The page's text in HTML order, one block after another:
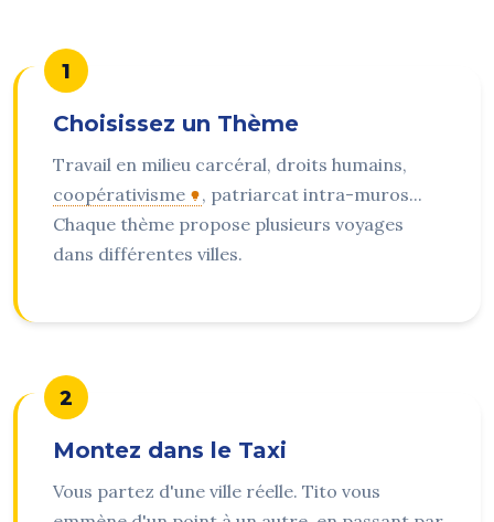
1
Choisissez un Thème
Travail en milieu carcéral, droits humains,
coopérativisme
, patriarcat intra-muros...
Chaque thème propose plusieurs voyages
dans différentes villes.
2
Montez dans le Taxi
Vous partez d'une ville réelle. Tito vous